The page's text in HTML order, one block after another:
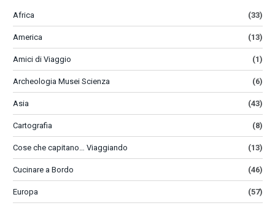
Africa (33)
America (13)
Amici di Viaggio (1)
Archeologia Musei Scienza (6)
Asia (43)
Cartografia (8)
Cose che capitano… Viaggiando (13)
Cucinare a Bordo (46)
Europa (57)